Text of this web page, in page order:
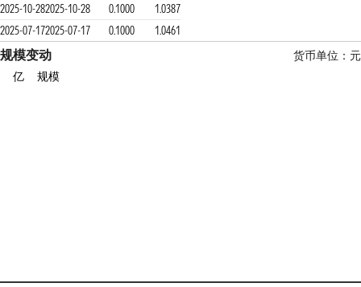
2025-10-282025-10-28 0.1000
1.0387
2025-07-172025-07-17 0.1000 1.0461
规模变动
货币单位：元
亿
规模